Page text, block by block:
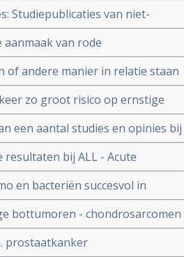
Studiepublicaties van niet-
van arts-bioloog drs. Engelbert
aanmaak van rode
tegen bloedarmoede en
tijdens de chemo en geeft
of andere manier in relatie staan
zo groot risico op ernstige
studie. Aandeel van
een aantal studies en opinies bij
bij ALL - Acute
en bacteriën succesvol in
toxiciteit
bottumoren - chondrosarcomen
prostaatkanker